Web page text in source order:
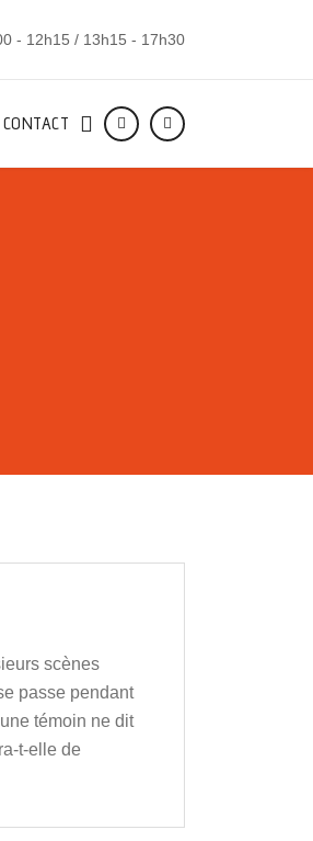
- 12h15 / 13h15 - 17h30
CONTACT
scènes
passe pendant
témoin ne dit
t-elle de